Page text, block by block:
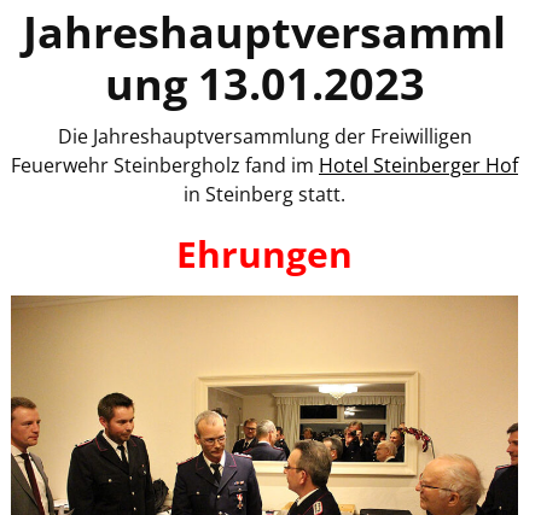
Jahreshauptversamml
ung 13.01.2023
Die Jahreshauptversammlung der Freiwilligen
Feuerwehr Steinbergholz fand im Hotel Steinberger Hof
in Steinberg statt.
Ehrungen